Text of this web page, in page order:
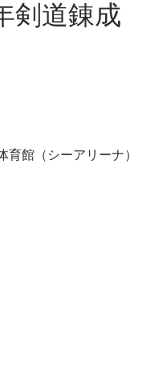
剣道錬成
館（シーアリーナ）